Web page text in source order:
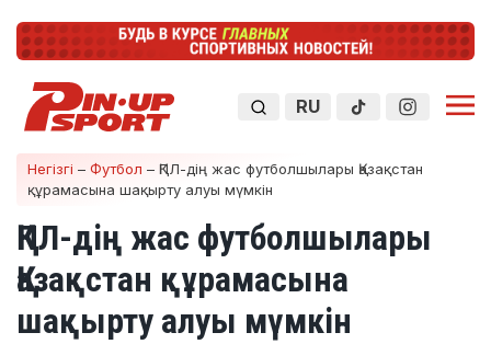
RU
Негізгі – Футбол – ҚПЛ-дің жас футболшылары Қазақстан
құрамасына шақырту алуы мүмкін
ҚПЛ-дің жас футболшылары
Қазақстан құрамасына
шақырту алуы мүмкін